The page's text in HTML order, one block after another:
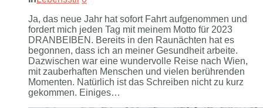
Ja, das neue Jahr hat sofort Fahrt aufgenommen und
fordert mich jeden Tag mit meinem Motto für 2023
DRANBEIBEN. Bereits in den Raunächten hat es
begonnen, dass ich an meiner Gesundheit arbeite.
Dazwischen war eine wundervolle Reise nach Wien,
mit zauberhaften Menschen und vielen berührenden
Momenten. Natürlich ist das Schreiben nicht zu kurz
gekommen. Einiges…